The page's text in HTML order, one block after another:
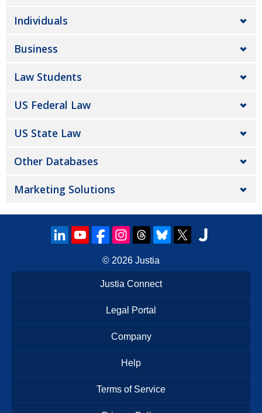
Individuals
Business
Law Students
US Federal Law
US State Law
Other Databases
Marketing Solutions
© 2026 Justia
Justia Connect
Legal Portal
Company
Help
Terms of Service